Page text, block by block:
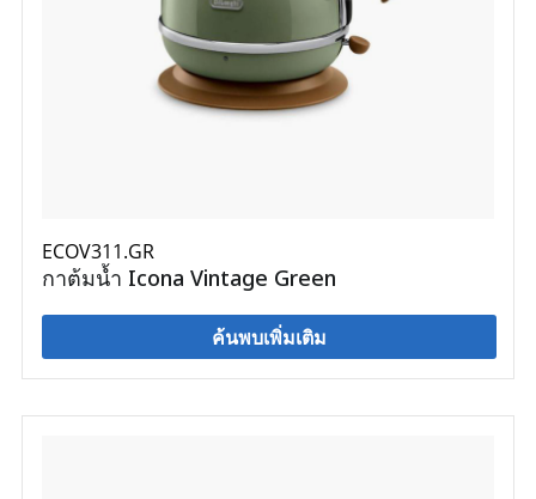
ECOV311.GR
กาต้มน้ำ Icona Vintage Green
ค้นพบเพิ่มเติม